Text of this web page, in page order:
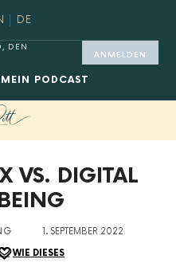
MEIN PODCAST
ANMELDEN
DEN
DE
VS. DIGITAL
1. SEPTEMBER 2022
WIE DIESES